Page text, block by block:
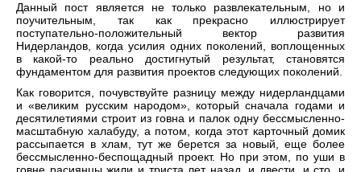
Данный пост является не только развлекательным, но и
поучительным, так как прекрасно иллюстрирует
поступательно-положительный вектор развития
Нидерландов, когда усилия одних поколений, воплощенных
в какой-то реально достигнутый результат, становятся
фундаментом для развития проектов следующих поколений.
Как говорится, почувствуйте разницу между нидерландцами
и «великим русским народом», который сначала годами и
десятилетиями строит из говна и палок одну бессмысленно-
масштабную халабуду, а потом, когда этот карточный домик
рассыпается в хлам, тут же берется за новый, еще более
бессмысленно-беспощадный проект. Но при этом, по уши в